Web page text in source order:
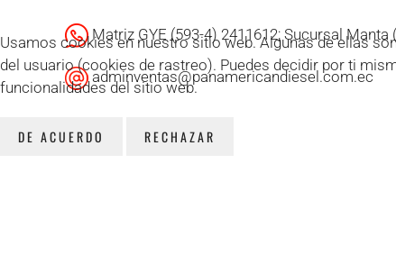
Matriz GYE (593-4) 2411612; Sucursal Manta
adminventas@panamericandiesel.com.ec
Usamos cookies en nuestro sitio web. Algunas de ellas
del usuario (cookies de rastreo). Puedes decidir por ti
funcionalidades del sitio web.
DE ACUERDO RECHAZAR